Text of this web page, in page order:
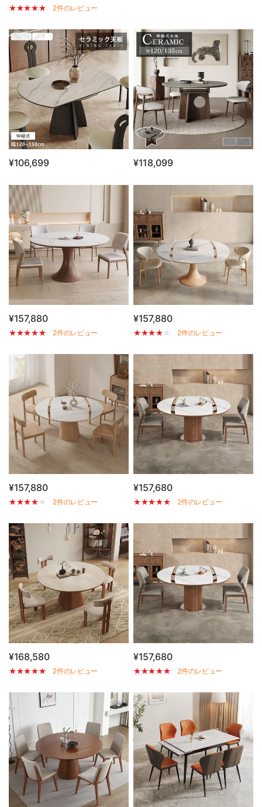
2件のレビュー
¥106,699 ¥118,099
¥157,880
2件のレビュー
¥157,880
2件のレビュー
¥157,880
2件のレビュー
¥157,680
2件のレビュー
¥168,580
2件のレビュー
¥157,680
2件のレビュー